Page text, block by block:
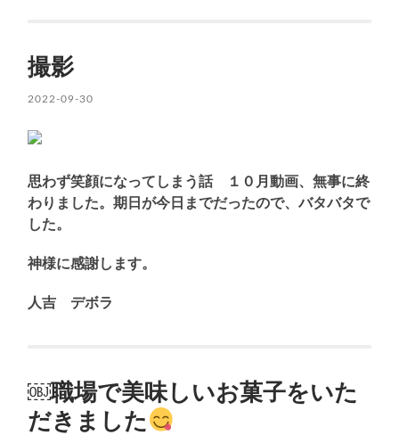
撮影
2022-09-30
思わず笑顔になってしまう話 １０月動画、無事に終
わりました。期日が今日までだったので、バタバタで
した。
神様に感謝します。
人吉 デボラ
￼職場で美味しいお菓子をいた
だきました